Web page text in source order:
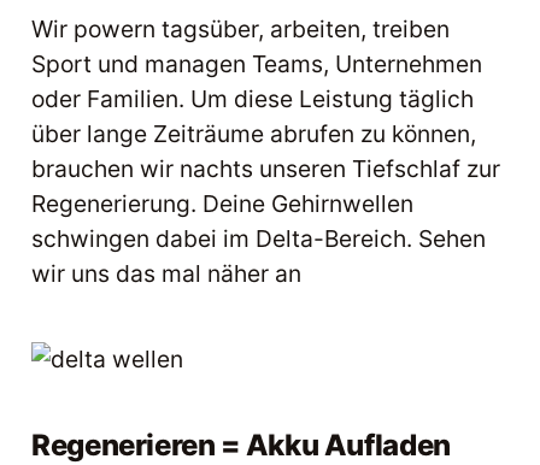
Wir powern tagsüber, arbeiten, treiben
Sport und managen Teams, Unternehmen
oder Familien. Um diese Leistung täglich
über lange Zeiträume abrufen zu können,
brauchen wir nachts unseren Tiefschlaf zur
Regenerierung. Deine Gehirnwellen
schwingen dabei im Delta-Bereich. Sehen
wir uns das mal näher an
Regenerieren = Akku Aufladen